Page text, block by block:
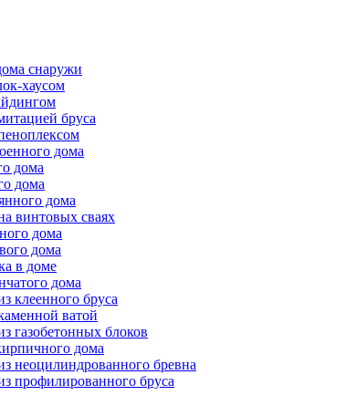
снаружи
хаусом
бруса
дома
дома
дома
дома
винтовых сваях
дома
дома
в доме
дома
клеенного бруса
ватой
газобетонных блоков
дома
неоцилиндрованного бревна
профилированного бруса